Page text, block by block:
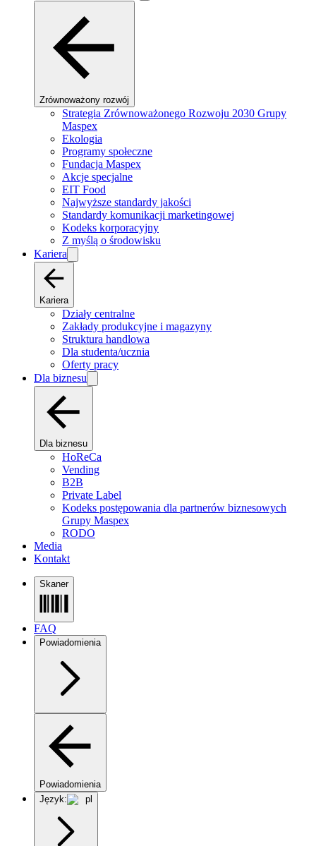
Zrównoważony rozwój
Strategia Zrównoważonego Rozwoju 2030 Grupy
Maspex
Ekologia
Programy społeczne
Fundacja Maspex
Akcje specjalne
EIT Food
Najwyższe standardy jakości
Standardy komunikacji marketingowej
Kodeks korporacyjny
Z myślą o środowisku
Kariera
Kariera
Działy centralne
Zakłady produkcyjne i magazyny
Struktura handlowa
Dla studenta/ucznia
Oferty pracy
Dla biznesu
Dla biznesu
HoReCa
Vending
B2B
Private Label
Kodeks postępowania dla partnerów biznesowych
Grupy Maspex
RODO
Media
Kontakt
Skaner
FAQ
Powiadomienia
Powiadomienia
Język:
pl